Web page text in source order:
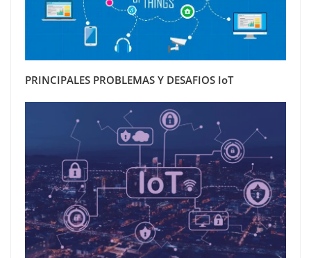
PRINCIPALES PROBLEMAS Y DESAFIOS IoT